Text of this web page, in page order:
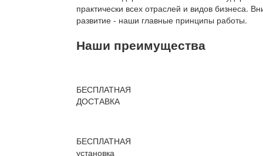
практически всех отраслей и видов бизнеса.
развитие - наши главные принципы работы.
Наши преимущества
БЕСПЛАТНАЯ
ДОСТАВКА
БЕСПЛАТНАЯ
установка